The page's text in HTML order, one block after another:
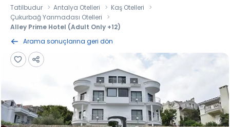
Tatilbudur Antalya Otelleri
Kaş Otelleri
Çukurbağ Yarımadası Otelleri
Alley Prime Hotel (Adult Only +12)
Arama sonuçlarına geri dön